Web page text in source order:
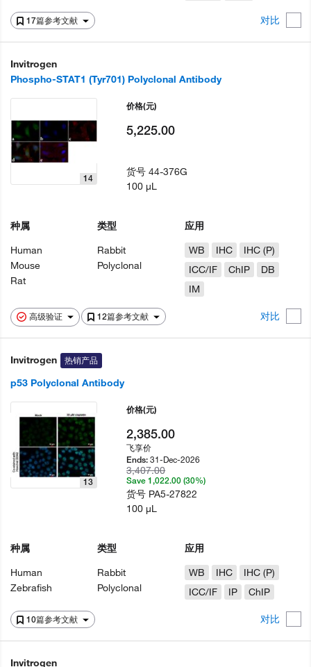
17篇参考文献 对比
Invitrogen
Phospho-STAT1 (Tyr701) Polyclonal Antibody
高级验证 12篇参考文献 对比
14
种属
Human
Mouse
Rat
类型
Rabbit
Polyclonal
应用
WB
IHC
IHC (P)
ICC/IF
ChIP
DB
IM
价格(元)
5,225.00
货号44-376G
100 µL
Invitrogen 热销产品
p53 Polyclonal Antibody
10篇参考文献 对比
13
种属
Human
Zebrafish
类型
Rabbit
Polyclonal
应用
WB
IHC
IHC (P)
ICC/IF
IP ChIP
价格(元)
2,385.00
飞享价
Ends:31-Dec-2026
3,407.00
Save 1,022.00 (30%)
货号 PA5-27822
100 µL
Invitrogen